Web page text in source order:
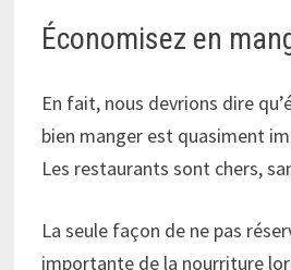
Économisez en
En fait, nous devrions dire
bien manger est quasiment
Les restaurants sont chers,
La seule façon de ne pas
importante de la nourriture